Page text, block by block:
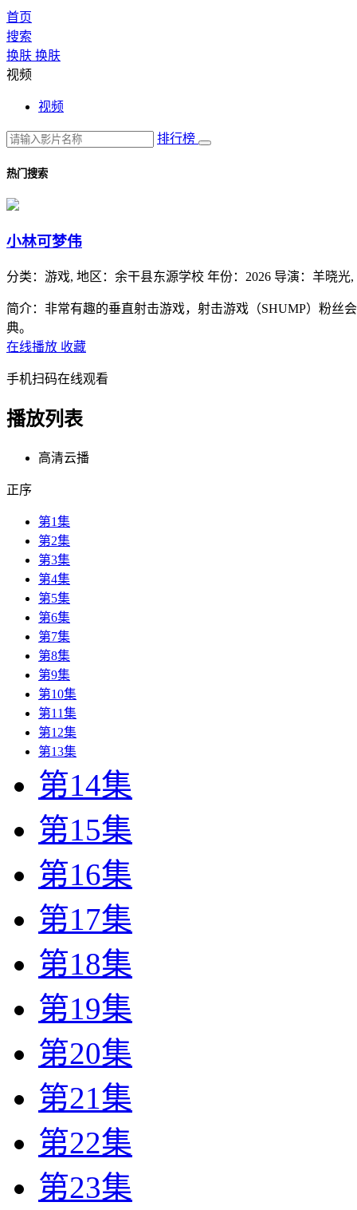
首页
搜索
换肤 换肤
视频
视频
排行榜
热门搜索
小林可梦伟
分类： 游戏, 地区： 余干县东源学校 年份： 2026 导演： 羊晓光,
简介：非常有趣的垂直射击游戏，射击游戏（SHUMP）粉丝
典。
在线播放 收藏
手机扫码在线观看
播放列表
高清云播
正序
第1集
第2集
第3集
第4集
第5集
第6集
第7集
第8集
第9集
第10集
第11集
第12集
第13集
第14集
第15集
第16集
第17集
第18集
第19集
第20集
第21集
第22集
第23集